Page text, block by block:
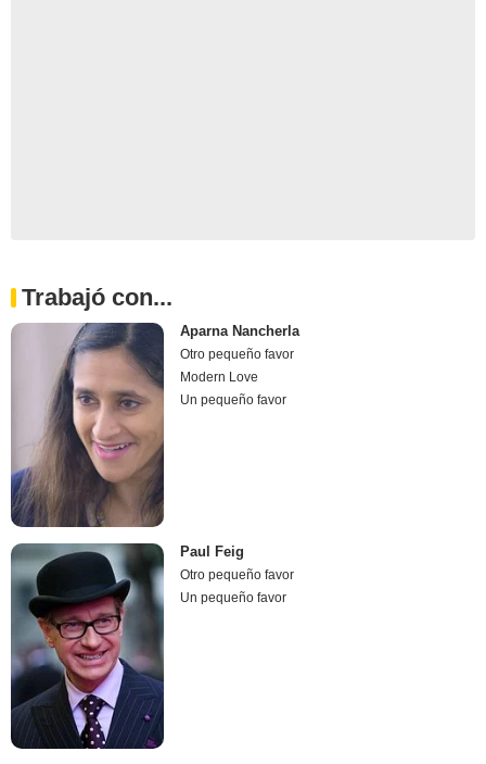
Trabajó con...
Aparna Nancherla
Otro pequeño favor
Modern Love
Un pequeño favor
Paul Feig
Otro pequeño favor
Un pequeño favor